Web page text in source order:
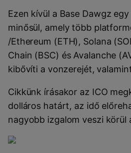
Ezen kívül a Base Dawgz
minősül, amely több
/Ethereum (ETH), Solana
Chain (BSC) és Avalanche
kibővíti a vonzerejét,
Cikkünk írásakor az ICO
dolláros határt, az idő
nagyobb izgalom veszi körül